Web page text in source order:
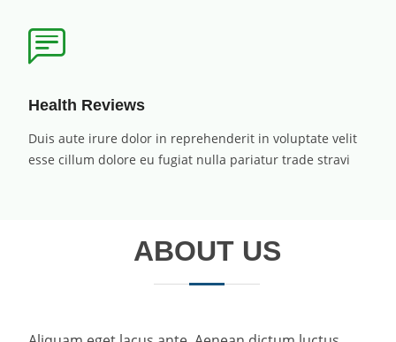
Health Reviews
Duis aute irure dolor in reprehenderit in voluptate velit
esse cillum dolore eu fugiat nulla pariatur trade stravi
ABOUT US